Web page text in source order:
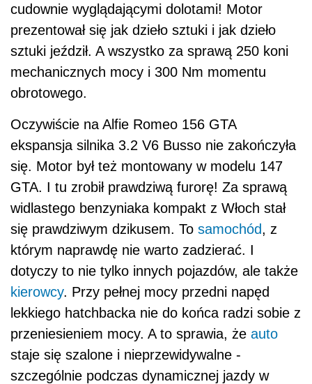
cudownie wyglądającymi dolotami! Motor
prezentował się jak dzieło sztuki i jak dzieło
sztuki jeździł. A wszystko za sprawą 250 koni
mechanicznych mocy i 300 Nm momentu
obrotowego.
Oczywiście na Alfie Romeo 156 GTA
ekspansja silnika 3.2 V6 Busso nie zakończyła
się. Motor był też montowany w modelu 147
GTA. I tu zrobił prawdziwą furorę! Za sprawą
widlastego benzyniaka kompakt z Włoch stał
się prawdziwym dzikusem. To samochód, z
którym naprawdę nie warto zadzierać. I
dotyczy to nie tylko innych pojazdów, ale także
kierowcy. Przy pełnej mocy przedni napęd
lekkiego hatchbacka nie do końca radzi sobie z
przeniesieniem mocy. A to sprawia, że auto
staje się szalone i nieprzewidywalne -
szczególnie podczas dynamicznej jazdy w